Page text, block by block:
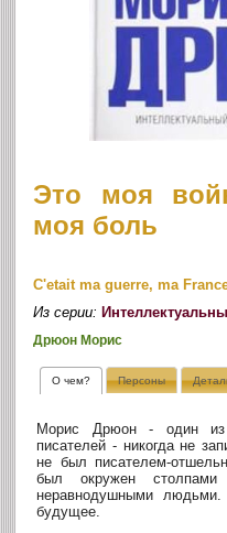
Это моя
моя боль
C'etait ma guerre, ma
Из серии:
Дрюон Морис
О чем? Персоны
Морис Дрюон - один из
писателей - никогда не
не был писателем-
был окружен столпами
неравнодушными
будущее.